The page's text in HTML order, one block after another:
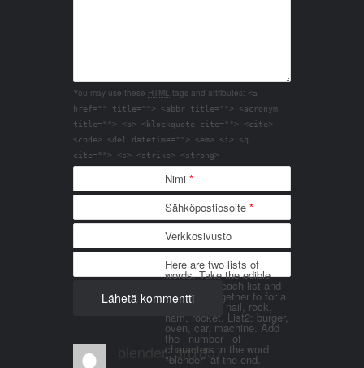
You may use these HTML tags and attributes: <a
href="" title=""> <abbr title=""> <acronym
title=""> <b> <blockquote cite=""> <cite>
<code> <del datetime=""> <em> <i> <q
cite=""> <s> <strike> <strong>
Nimi *
Sähköpostiosoite *
Verkkosivusto
Here are two lists of
words. Take the edible
things from each list and
join them together to for a
word. List 1: nail, rock,
ham, rocket. List2: burger,
oven, car, machine. Add
the _number_ of
characters in the word
"blender" at the end.
blender_3n1857